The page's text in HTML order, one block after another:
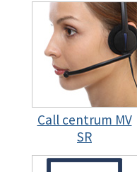
Call centrum MV
SR